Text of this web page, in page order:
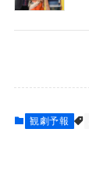
観劇予報